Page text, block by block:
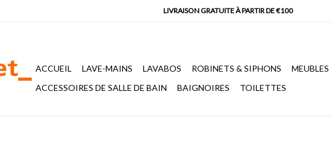
ACCUEIL LAVE-MAINS LAVABOS ROBINETS & SIPHONS MEUBLES
ACCESSOIRES DE SALLE DE BAIN
BAIGNOIRES TOILETTES